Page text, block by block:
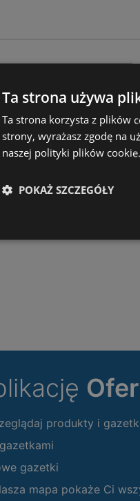
produkty i
gazetki
mapa pokaże Ci
Ta strona używa
Ta strona korzysta z plików
strony, wyrażasz zgodę na
naszej polityki plików cookie.
POKAŻ SZCZEGÓŁY